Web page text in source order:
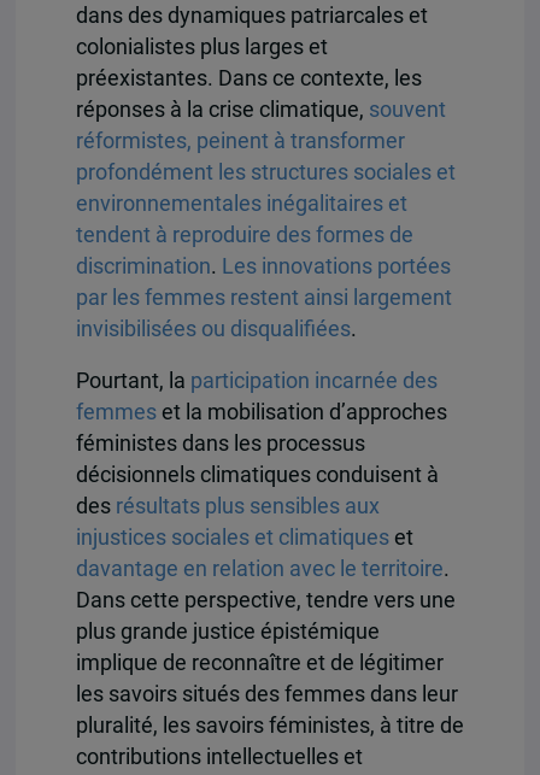
dans des dynamiques patriarcales et
colonialistes plus larges et
préexistantes. Dans ce contexte, les
réponses à la crise climatique, souvent
réformistes, peinent à transformer
profondément les structures sociales et
environnementales inégalitaires et
tendent à reproduire des formes de
discrimination. Les innovations portées
par les femmes restent ainsi largement
invisibilisées ou disqualifiées.
Pourtant, la participation incarnée des
femmeset la mobilisation d’approches
féministes dans les processus
décisionnels climatiques conduisent à
des résultats plus sensibles aux
injustices sociales et climatiqueset
davantage en relation avec le territoire.
Dans cette perspective, tendre vers une
plus grande justice épistémique
implique de reconnaître et de légitimer
les savoirs situés des femmes dans leur
pluralité, les savoirs féministes, à titre de
contributions intellectuelles et